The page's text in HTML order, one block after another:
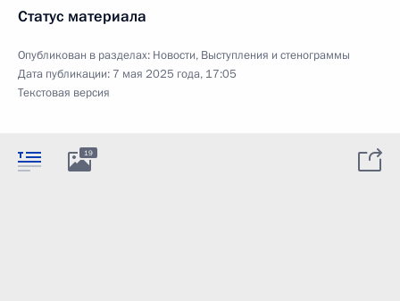
Статус материала
Опубликован в разделах: Новости, Выступления и стенограммы
Дата публикации: 7 мая 2025 года, 17:05
Текстовая версия
19